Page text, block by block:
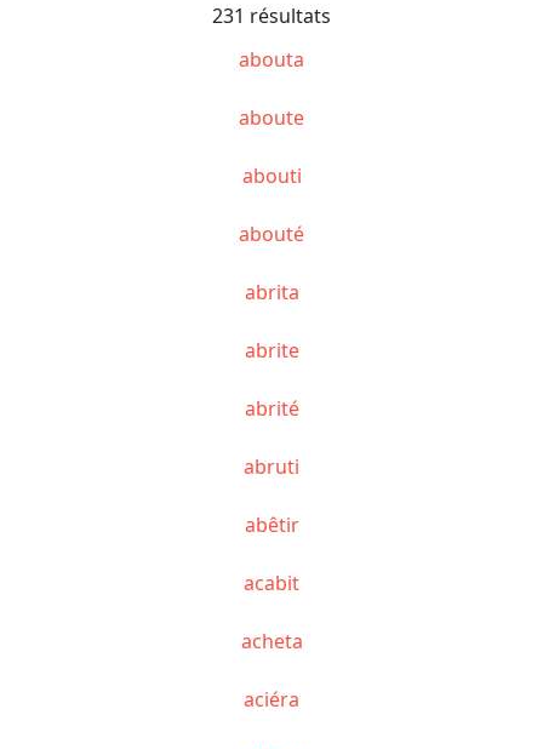
231 résultats
abouta
aboute
abouti
abouté
abrita
abrite
abrité
abruti
abêtir
acabit
acheta
aciéra